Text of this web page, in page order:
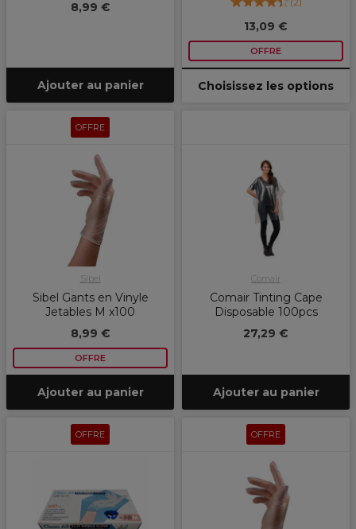
8,99 €
Ajouter au panier
13,09 €
OFFRE
Choisissez les options
OFFRE
Sibel
Sibel Gants en Vinyle
Jetables M x100
8,99 €
OFFRE
Ajouter au panier
Comair
Comair Tinting Cape
Disposable 100pcs
27,29 €
Ajouter au panier
OFFRE OFFRE